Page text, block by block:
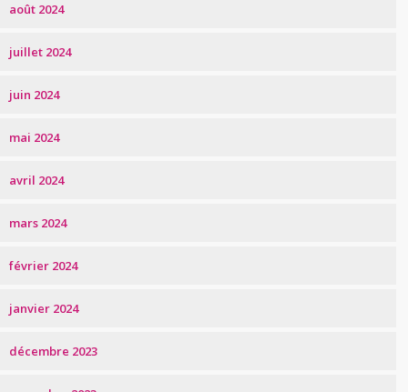
août 2024
juillet 2024
juin 2024
mai 2024
avril 2024
mars 2024
février 2024
janvier 2024
décembre 2023